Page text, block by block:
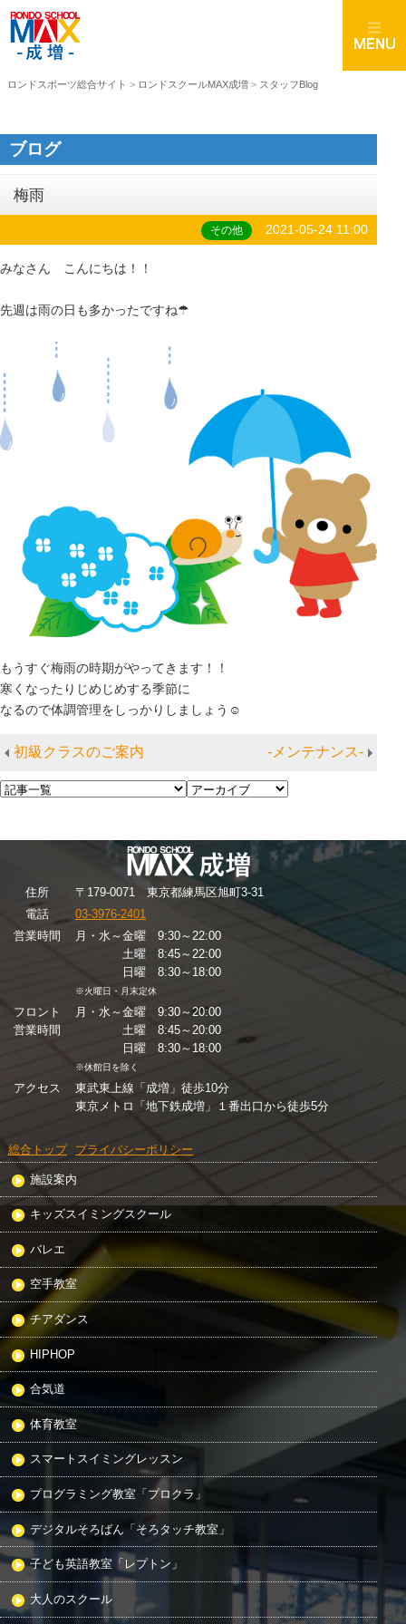
ロンドスポーツ総合サイト > ロンドスクールMAX成増 > スタッフBlog
ブログ
梅雨
その他 2021-05-24 11:00
みなさん こんにちは！！
先週は雨の日も多かったですね☂
もうすぐ梅雨の時期がやってきます！！
寒くなったりじめじめする季節に
なるので体調管理をしっかりしましょう☺
初級クラスのご案内 -メンテナンス-
住所
〒179-0071 東京都練馬区旭町3-31
電話
03-3976-2401
営業時間
月・水～金曜 9:30～22:00
土曜 8:45～22:00
日曜 8:30～18:00
※火曜日・月末定休
フロント
営業時間
月・水～金曜 9:30～20:00
土曜 8:45～20:00
日曜 8:30～18:00
※休館日を除く
アクセス
東武東上線「成増」徒歩10分
東京メトロ「地下鉄成増」１番出口から徒歩5分
総合トップ プライバシーポリシー
施設案内
キッズスイミングスクール
バレエ
空手教室
チアダンス
HIPHOP
合気道
体育教室
スマートスイミングレッスン
プログラミング教室「プロクラ」
デジタルそろばん「そろタッチ教室」
子ども英語教室「レプトン」
大人のスクール